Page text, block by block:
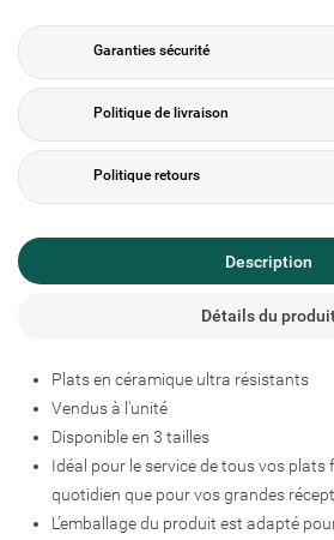
Garanties sécurité
Politique de livraison
Politique retours
Description
Détails du
Plats en céramique ultra résistants
Vendus à l'unité
Disponible en 3 tailles
Idéal pour le service de tous vos plats
quotidien que pour vos grandes
L'emballage du produit est adapté
Ajouter à ma liste d'envies
add_circle_outline
Créer une liste d'envies
Nom de la liste d'envies
Vous devez être connecté pour ajouter
d'envies.